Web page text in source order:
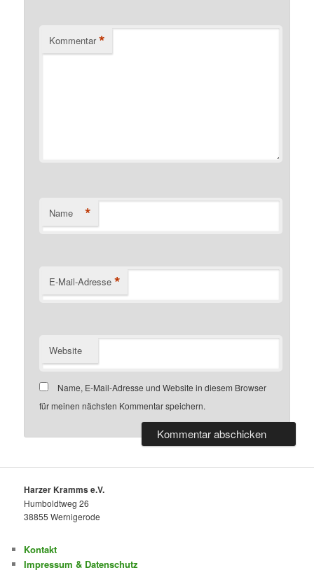
Kommentar *
Name *
E-Mail-Adresse *
Website
Name, E-Mail-Adresse und Website in diesem Browser
für meinen nächsten Kommentar speichern.
Harzer Kramms e.V.
Humboldtweg 26
38855 Wernigerode
Kontakt
Impressum & Datenschutz